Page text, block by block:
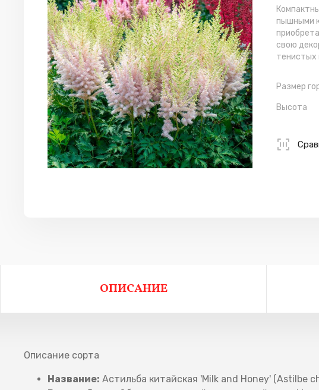
пышными
свою
тенистых
Размер
Высота
ОПИСАНИЕ
Описание сорта
Название: Астильба китайская 'Milk and Honey' (Astilbe